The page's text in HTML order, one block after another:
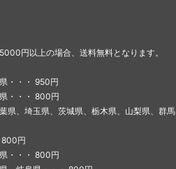
円以上の場合、送料無料となります。
・・・ 950円
・・・ 800円
県、埼玉県、茨城県、栃木県、山梨県、群馬
800円
・・・ 800円